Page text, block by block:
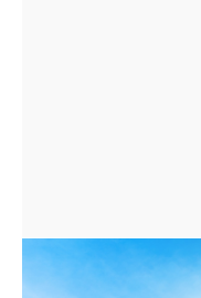
バイカラーでまとめた